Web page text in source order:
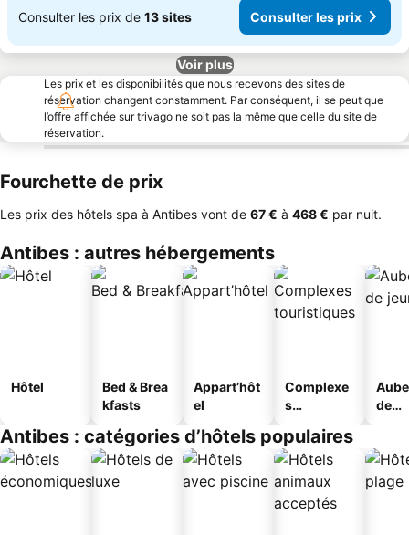
Consulter les prix de 13 sites Consulter les prix
Voir plus
Les prix et les disponibilités que nous recevons des sites de
réservation changent constamment. Par conséquent, il se peut que
l’offre affichée sur trivago ne soit pas la même que celle du site de
réservation.
Fourchette de prix
Les prix des hôtels spa à Antibes vont de ‎67 € à ‎468 € par nuit.
Antibes : autres hébergements
Hôtel
Bed & Brea
kfasts
Appart’hôt
el
Complexe
s
s
de
Antibes : catégories d’hôtels populaires